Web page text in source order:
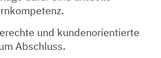
und kundenorientierte
Abschluss.